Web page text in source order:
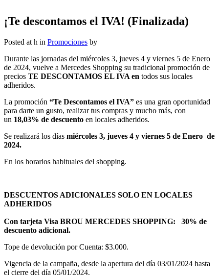
¡Te descontamos el IVA! (Finalizada)
Posted at h in Promociones by
Durante las jornadas del miércoles 3, jueves 4 y viernes 5 de Enero
de 2024, vuelve a Mercedes Shopping su tradicional promoción de
precios TE DESCONTAMOS EL IVA en todos sus locales
adheridos.
La promoción “Te Descontamos el IVA” es una gran oportunidad
para darte un gusto, realizar tus compras y mucho más, con
un 18,03% de descuento en locales adheridos.
Se realizará los días miércoles 3, jueves 4 y viernes 5 de Enero de
2024.
En los horarios habituales del shopping.
DESCUENTOS ADICIONALES SOLO EN LOCALES
ADHERIDOS
Con tarjeta Visa BROU MERCEDES SHOPPING: 30% de
descuento adicional.
Tope de devolución por Cuenta: $3.000.
Vigencia de la campaña, desde la apertura del día 03/01/2024 hasta
el cierre del día 05/01/2024.